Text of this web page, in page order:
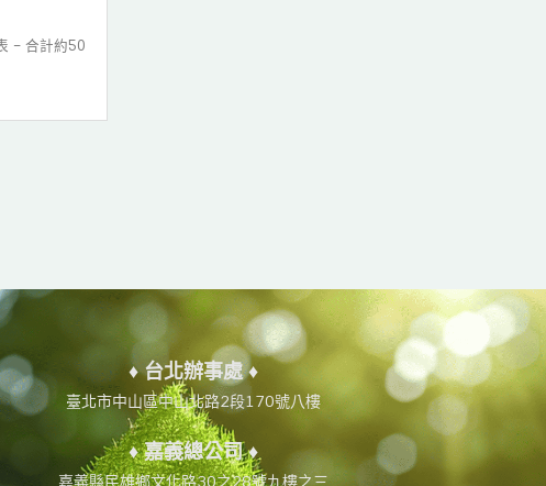
– 合計約50
♦ 台北辦事處 ♦
臺北市中山區中山北路2段170號八樓
♦ 嘉義總公司 ♦
嘉義縣民雄鄉文化路30之28號九樓之三